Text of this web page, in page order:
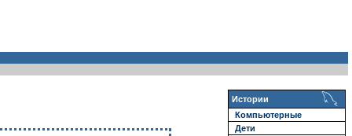
Истории
Компьютерные
Дети